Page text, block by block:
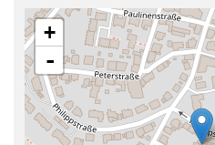
+
-